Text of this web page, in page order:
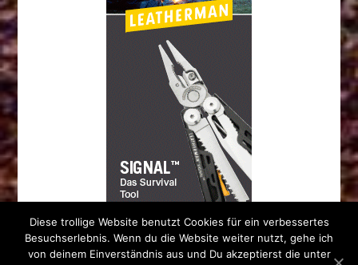
Diese trollige Website benutzt Cookies für ein verbessertes
Besuchserlebnis. Wenn du die Website weiter nutzt, gehe ich
von deinem Einverständnis aus und Du akzeptierst die unter